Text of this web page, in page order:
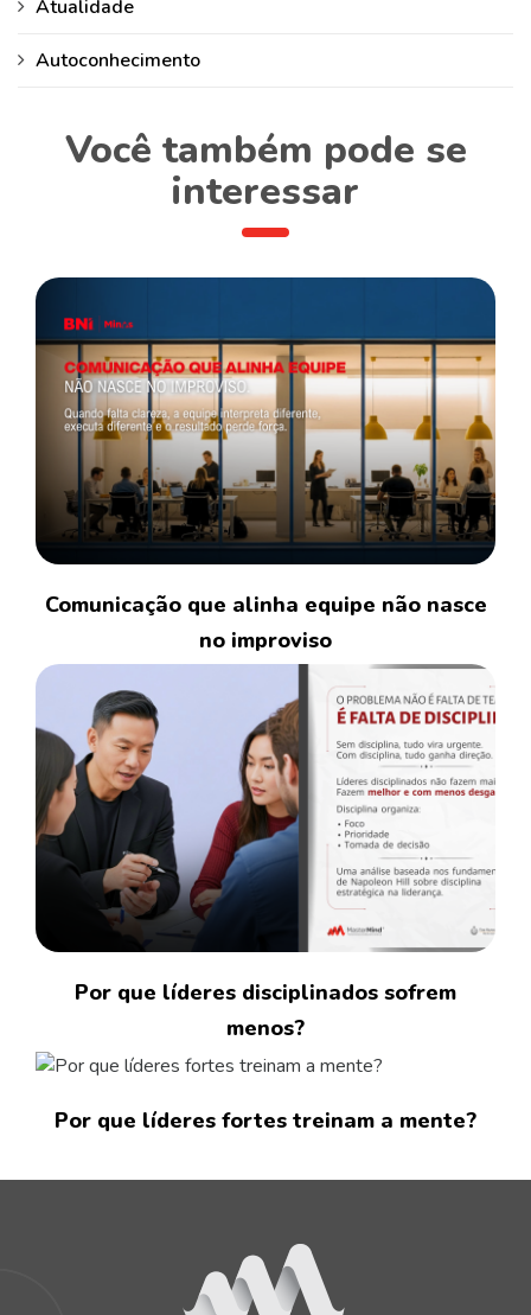
Atualidade
Autoconhecimento
Você também pode se
interessar
Comunicação que alinha equipe não nasce
no improviso
Por que líderes disciplinados sofrem
menos?
Por que líderes fortes treinam a mente?